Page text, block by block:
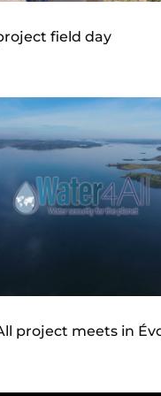
field day
project meets in